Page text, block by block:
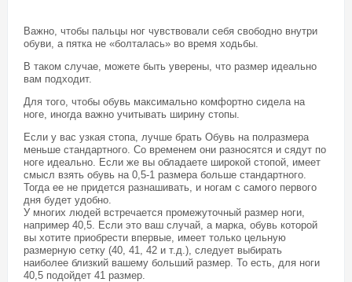
Важно, чтобы пальцы ног чувствовали себя свободно внутри
обуви, а пятка не «болталась» во время ходьбы.
В таком случае, можете быть уверены, что размер идеально
вам подходит.
Для того, чтобы обувь максимально комфортно сидела на
ноге, иногда важно учитывать ширину стопы.
Если у вас узкая стопа, лучше брать Обувь на полразмера
меньше стандартного. Со временем они разносятся и сядут по
ноге идеально. Если же вы обладаете широкой стопой, имеет
смысл взять обувь на 0,5-1 размера больше стандартного.
Тогда ее не придется разнашивать, и ногам с самого первого
дня будет удобно.
У многих людей встречается промежуточный размер ноги,
например 40,5. Если это ваш случай, а марка, обувь которой
вы хотите приобрести впервые, имеет только цельную
размерную сетку (40, 41, 42 и т.д.), следует выбирать
наиболее близкий вашему больший размер. То есть, для ноги
40,5 подойдет 41 размер.